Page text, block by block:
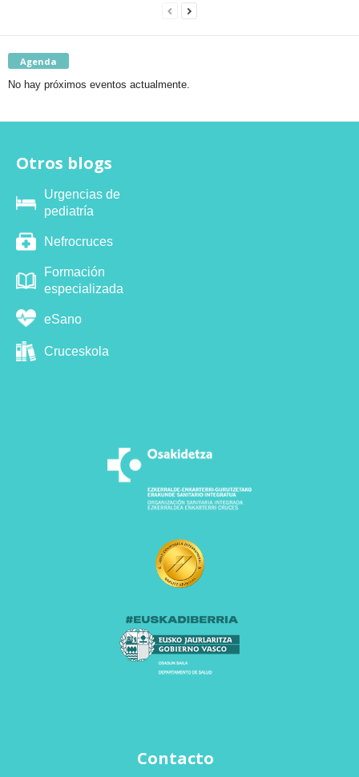
Agenda
No hay próximos eventos actualmente.
Otros blogs
Urgencias de
pediatría
Nefrocruces
Formación
especializada
eSano
Cruceskola
Contacto